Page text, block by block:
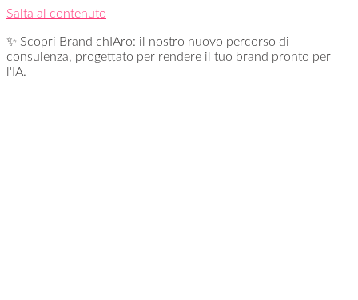
Salta al contenuto
✨ Scopri Brand chIAro: il nostro nuovo percorso di
consulenza, progettato per rendere il tuo brand pronto per
l'IA.